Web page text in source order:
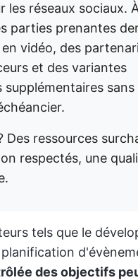
les réseaux sociaux.
parties prenantes
vidéo, des
et des variantes
supplémentaires sans
Des ressources
respectés, une
tels que le
des objectifs